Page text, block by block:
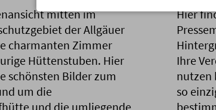
mitten im
der Allgäuer
charmanten Zimmer
Hüttenstuben. Hier
schönsten Bilder zum
um die
und die umliegende
Hier
Ihre
nutzen
so